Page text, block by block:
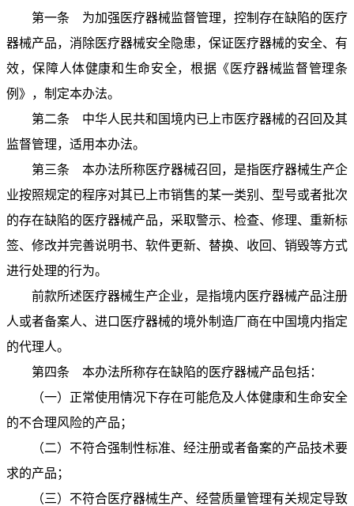
第一条 为加强医疗器械监督管理，控制存在缺陷的医疗
器械产品，消除医疗器械安全隐患，保证医疗器械的安全、有
效，保障人体健康和生命安全，根据《医疗器械监督管理条
例》，制定本办法。
第二条 中华人民共和国境内已上市医疗器械的召回及其
监督管理，适用本办法。
第三条 本办法所称医疗器械召回，是指医疗器械生产企
业按照规定的程序对其已上市销售的某一类别、型号或者批次
的存在缺陷的医疗器械产品，采取警示、检查、修理、重新标
签、修改并完善说明书、软件更新、替换、收回、销毁等方式
进行处理的行为。
前款所述医疗器械生产企业，是指境内医疗器械产品注册
人或者备案人、进口医疗器械的境外制造厂商在中国境内指定
的代理人。
第四条 本办法所称存在缺陷的医疗器械产品包括：
（一）正常使用情况下存在可能危及人体健康和生命安全
的不合理风险的产品；
（二）不符合强制性标准、经注册或者备案的产品技术要
求的产品；
（三）不符合医疗器械生产、经营质量管理有关规定导致